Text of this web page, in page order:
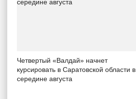
Четвертый «Валдай» начнет
курсировать в Саратовской области в
середине августа